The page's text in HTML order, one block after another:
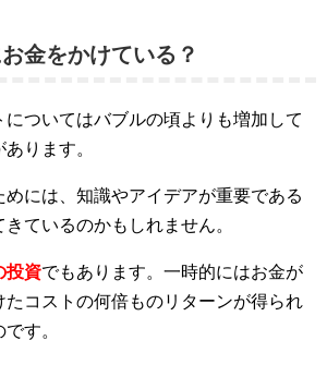
金をかけている？
ついてはバブルの頃よりも増加して
ります。
には、知識やアイデアが重要である
ているのかもしれません。
投資でもあります。一時的にはお金が
たコストの何倍ものリターンが得られ
す。